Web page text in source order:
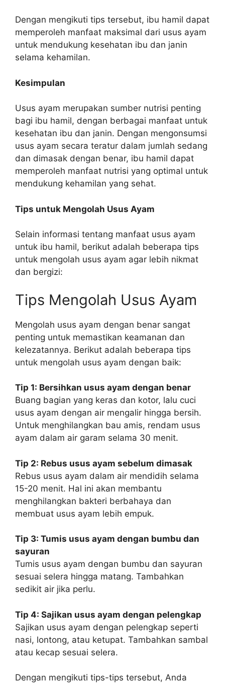
Dengan mengikuti tips tersebut, ibu hamil dapat
memperoleh manfaat maksimal dari usus ayam
untuk mendukung kesehatan ibu dan janin
selama kehamilan.
Kesimpulan
Usus ayam merupakan sumber nutrisi penting
bagi ibu hamil, dengan berbagai manfaat untuk
kesehatan ibu dan janin. Dengan mengonsumsi
usus ayam secara teratur dalam jumlah sedang
dan dimasak dengan benar, ibu hamil dapat
memperoleh manfaat nutrisi yang optimal untuk
mendukung kehamilan yang sehat.
Tips untuk Mengolah Usus Ayam
Selain informasi tentang manfaat usus ayam
untuk ibu hamil, berikut adalah beberapa tips
untuk mengolah usus ayam agar lebih nikmat
dan bergizi:
Tips Mengolah Usus Ayam
Mengolah usus ayam dengan benar sangat
penting untuk memastikan keamanan dan
kelezatannya. Berikut adalah beberapa tips
untuk mengolah usus ayam dengan baik:
Tip 1: Bersihkan usus ayam dengan benar
Buang bagian yang keras dan kotor, lalu cuci
usus ayam dengan air mengalir hingga bersih.
Untuk menghilangkan bau amis, rendam usus
ayam dalam air garam selama 30 menit.
Tip 2: Rebus usus ayam sebelum dimasak
Rebus usus ayam dalam air mendidih selama
15-20 menit. Hal ini akan membantu
menghilangkan bakteri berbahaya dan
membuat usus ayam lebih empuk.
Tip 3: Tumis usus ayam dengan bumbu dan
sayuran
Tumis usus ayam dengan bumbu dan sayuran
sesuai selera hingga matang. Tambahkan
sedikit air jika perlu.
Tip 4: Sajikan usus ayam dengan pelengkap
Sajikan usus ayam dengan pelengkap seperti
nasi, lontong, atau ketupat. Tambahkan sambal
atau kecap sesuai selera.
Dengan mengikuti tips-tips tersebut, Anda